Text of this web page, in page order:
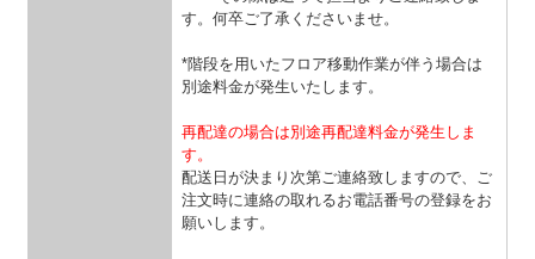
す。何卒ご了承くださいませ。
*階段を用いたフロア移動作業が伴う場合は
別途料金が発生いたします。
再配達の場合は別途再配達料金が発生しま
す。
配送日が決まり次第ご連絡致しますので、ご
注文時に連絡の取れるお電話番号の登録をお
願いします。